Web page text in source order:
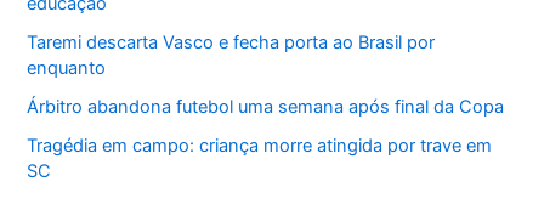
Taremi descarta Vasco e fecha porta ao Brasil por
enquanto
Árbitro abandona futebol uma semana após final da Copa
Tragédia em campo: criança morre atingida por trave em
SC